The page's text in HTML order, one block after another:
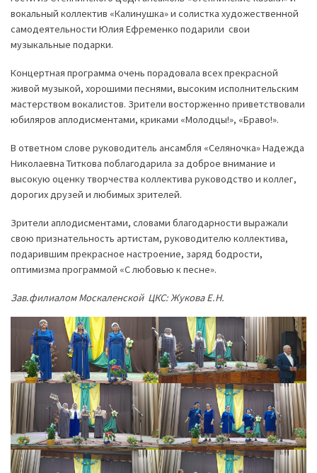
вокальный коллектив «Калинушка» и солистка художественной
самодеятельности Юлия Ефременко подарили свои
музыкальные подарки.
Концертная программа очень порадовала всех прекрасной
живой музыкой, хорошими песнями, высоким исполнительским
мастерством вокалистов. Зрители восторженно приветствовали
юбиляров аплодисментами, криками «Молодцы!», «Браво!».
В ответном слове руководитель ансамбля «Селяночка» Надежда
Николаевна Титкова поблагодарила за доброе внимание и
высокую оценку творчества коллектива руководство и коллег,
дорогих друзей и любимых зрителей.
Зрители аплодисментами, словами благодарности выражали
свою признательность артистам, руководителю коллектива,
подарившим прекрасное настроение, заряд бодрости,
оптимизма программой «С любовью к песне».
Зав.филиалом Москаленской ЦКС: Жукова Е.Н.